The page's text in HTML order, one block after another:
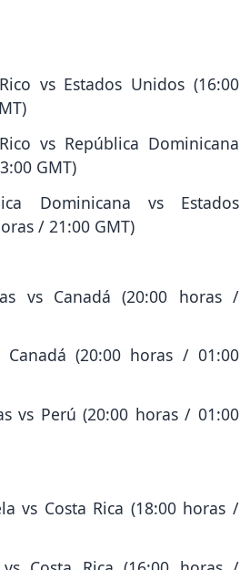
vs Estados Unidos (16:00
vs República Dominicana
GMT)
Dominicana vs Estados
/ 21:00 GMT)
vs Canadá (20:00 horas /
(20:00 horas / 01:00
vs Perú (20:00 horas / 01:00
vs Costa Rica (18:00 horas /